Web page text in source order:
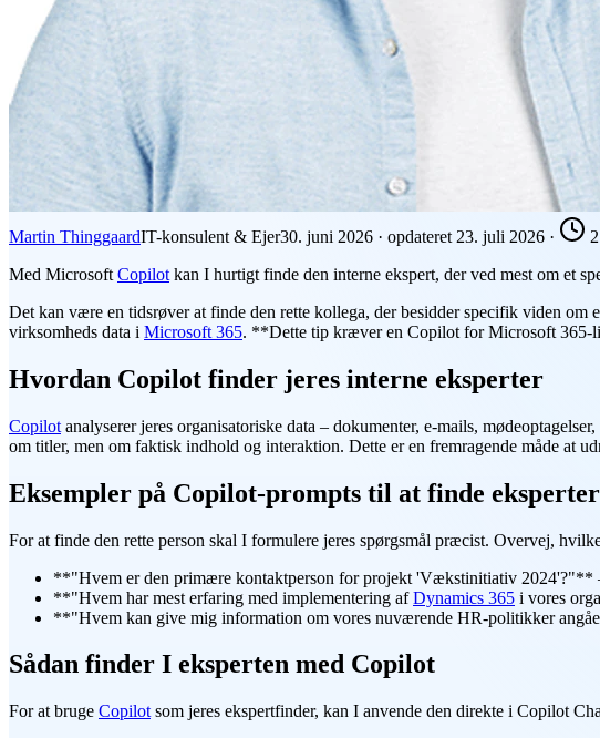
Martin ThinggaardIT-konsulent & Ejer30. juni 2026 · opdateret 23. juli 2026 ·
Med Microsoft Copilot kan I hurtigt finde den interne ekspert, der ved mest om et
Det kan være en tidsrøver at finde den rette kollega, der besidder specifik viden om
virksomheds data i Microsoft 365. **Dette tip kræver en Copilot for Microsoft 365-
Hvordan Copilot finder jeres interne eksperter
Copilot analyserer jeres organisatoriske data – dokumenter, e-mails,
om titler, men om faktisk indhold og interaktion. Dette er en fremragende måde at
Eksempler på Copilot-prompts til at finde eksperter
For at finde den rette person skal I formulere jeres spørgsmål præcist. Overvej,
**"Hvem er den primære kontaktperson for projekt 'Vækstinitiativ 2024'?"**
**"Hvem har mest erfaring med implementering afDynamics 365 i vores
**"Hvem kan give mig information om vores nuværende HR-politikker
Sådan finder I eksperten med Copilot
For at bruge Copilot som jeres ekspertfinder, kan I anvende den direkte i Copilot